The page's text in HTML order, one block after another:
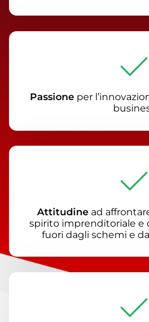
Passione per
Attitudine ad
spirito imprenditoriale e
fuori dagli schemi e